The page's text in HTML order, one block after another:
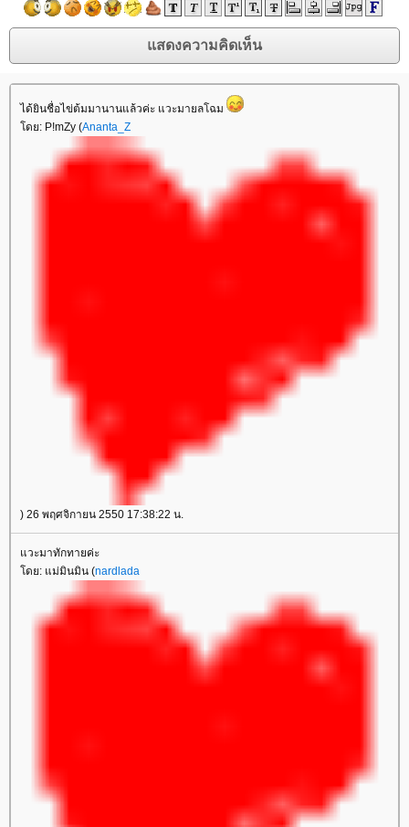
ได้ยินชื่อไข่ต้มมานานแล้วค่ะ แวะมายลโฉม
ดย: P!mZy (Ananta_Z
) 26 พฤศจิกายน 2550 17:38:22 น.
วะมาทักทายค่ะ
ดย: แม่มินมิน (nardlada